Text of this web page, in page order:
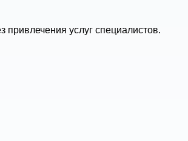
услуг специалистов.